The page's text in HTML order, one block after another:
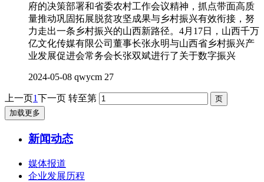
府的决策部署和省委农村工作会议精神，抓点带面高质
量推动巩固拓展脱贫攻坚成果与乡村振兴有效衔接，努
力走出一条乡村振兴的山西新路径。4月17日，山西千万
亿文化传媒有限公司董事长张永明与山西省乡村振兴产
业发展促进会常务会长张双斌进行了关于数字振兴
2024-05-08 qwycm 27
上一页1下一页 转至第
加载更多
新闻动态
媒体报道
企业发展历程